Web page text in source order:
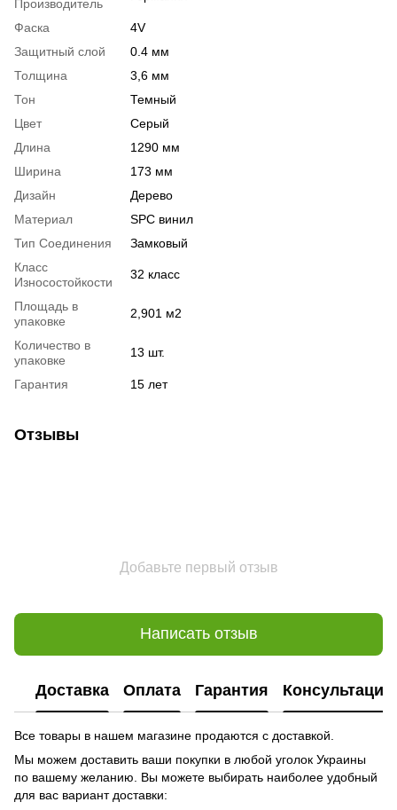
Производитель
Фаска
4V
Защитный слой
0.4 мм
Толщина
3,6 мм
Тон
Темный
Цвет
Серый
Длина
1290 мм
Ширина
173 мм
Дизайн
Дерево
Материал
SPC винил
Тип Соединения
Замковый
Класс
Износостойкости
32 класс
Площадь в
упаковке
2,901 м2
Количество в
упаковке
13 шт.
Гарантия 15 лет
Отзывы
Добавьте первый отзыв
Написать отзыв
Доставка Оплата Гарантия Консультация
Все товары в нашем магазине продаются с доставкой.
Мы можем доставить ваши покупки в любой уголок Украины
по вашему желанию. Вы можете выбирать наиболее удобный
для вас вариант доставки: